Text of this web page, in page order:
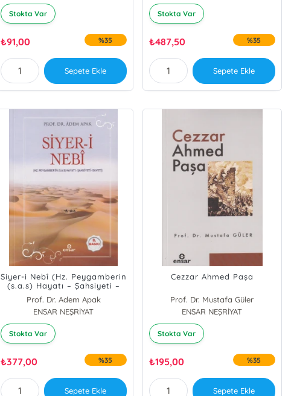
Stokta Var
₺91,00 %35
Sepete Ekle
Stokta Var
₺487,50 %35
Sepete Ekle
Siyer-i Nebî (Hz. Peygamberin
(s.a.s) Hayatı – Şahsiyeti –
Daveti)
Prof. Dr. Adem Apak
ENSAR NEŞRİYAT
Stokta Var
₺377,00 %35
Sepete Ekle
Cezzar Ahmed Paşa
Prof. Dr. Mustafa Güler
ENSAR NEŞRİYAT
Stokta Var
₺195,00 %35
Sepete Ekle